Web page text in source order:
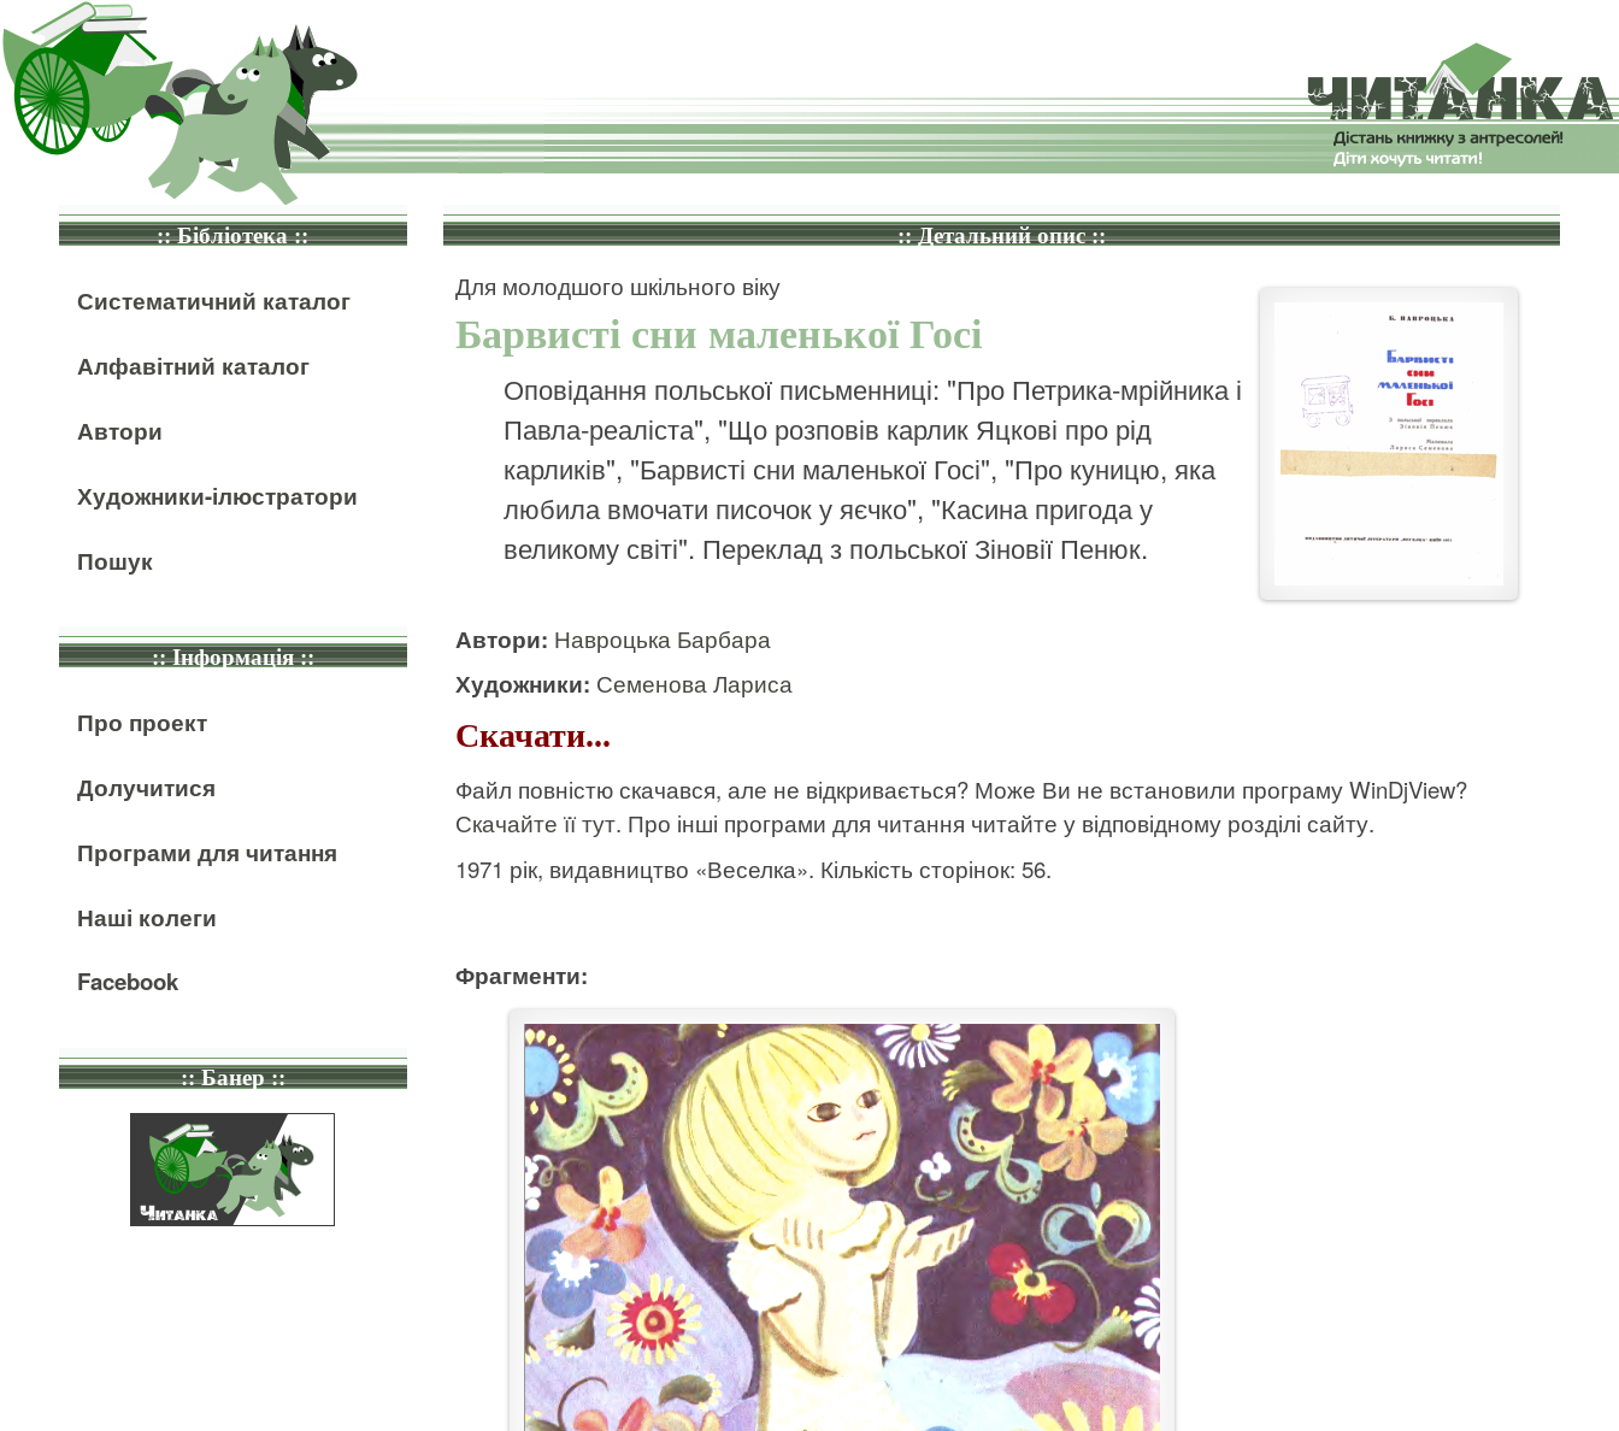
:: Бібліотека ::
Систематичний каталог
Алфавітний каталог
Автори
Художники-ілюстратори
Пошук
:: Інформація ::
Про проект
Долучитися
Програми для читання
Наші колеги
Facebook
:: Банер ::
:: Детальний опис ::
Для молодшого шкільного віку
Барвисті сни маленької Госі
Оповідання польської письменниці: "Про Петрика-мрійника і
Павла-реаліста", "Що розповів карлик Яцкові про рід
карликів", "Барвисті сни маленької Госі", "Про куницю, яка
любила вмочати писочок у яєчко", "Касина пригода у
великому світі". Переклад з польської Зіновії Пенюк.
Автори: Навроцька Барбара
Художники: Семенова Лариса
Скачати...
Файл повністю скачався, але не відкривається? Може Ви не встановили програму WinDjView?
Скачайте її тут. Про інші програми для читання читайте у відповідному розділі сайту.
1971 рік, видавництво «Веселка». Кількість сторінок: 56.
Фрагменти: